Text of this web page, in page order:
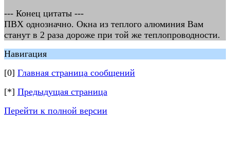
--- Конец цитаты ---
ПВХ однозначно. Окна из теплого алюминия Вам
станут в 2 раза дороже при той же теплопроводности.
Навигация
[0] Главная страница сообщений
[*] Предыдущая страница
Перейти к полной версии